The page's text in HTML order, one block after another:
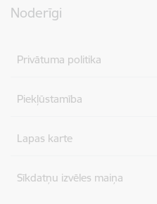
Noderīgi
Privātuma politika
Piekļūstamība
Lapas karte
Sīkdatņu izvēles maiņa